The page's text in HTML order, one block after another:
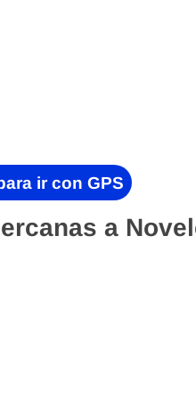
ir con GPS
a